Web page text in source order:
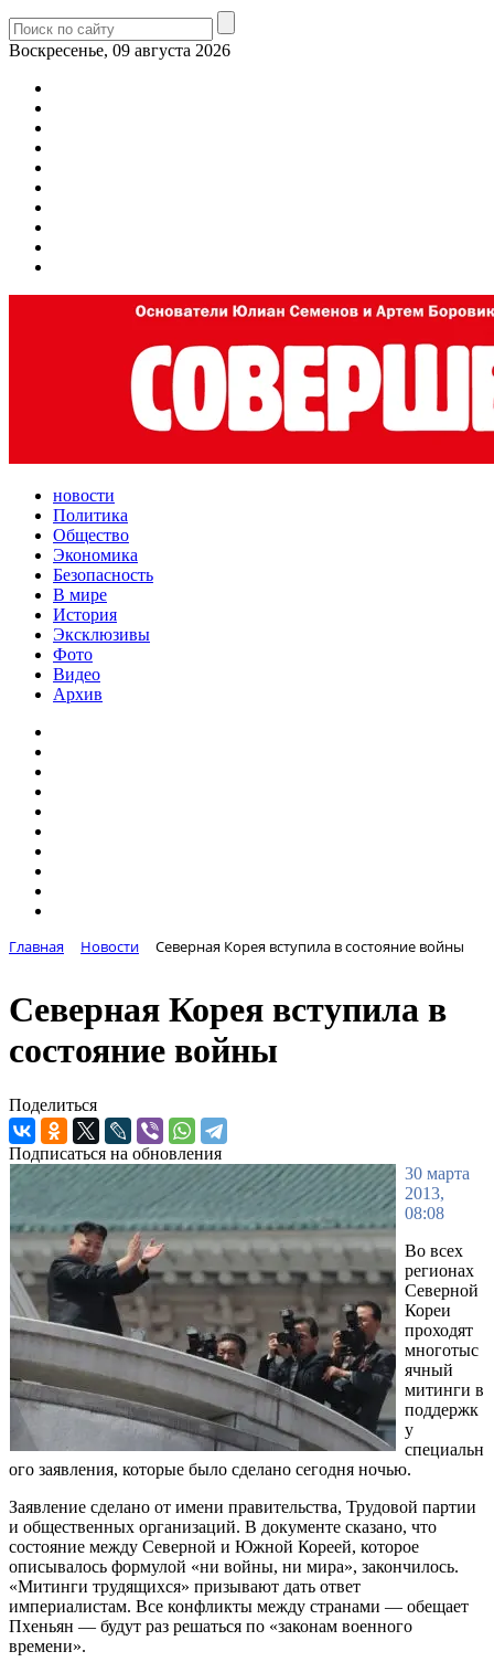
Воскресенье, 09 августа 2026
новости
Политика
Общество
Экономика
Безопасность
В мире
История
Эксклюзивы
Фото
Видео
Архив
Главная Новости Северная Корея вступила в состояние войны
Северная Корея вступила в
состояние войны
Поделиться
Подписаться на обновления
30 марта
2013,
08:08
Во всех
регионах
Северной
Кореи
проходят
многотыс
ячный
митинги в
поддержк
у
специальн
ого заявления, которые было сделано сегодня ночью.
Заявление сделано от имени правительства, Трудовой партии
и общественных организаций. В документе сказано, что
состояние между Северной и Южной Кореей, которое
описывалось формулой «ни войны, ни мира», закончилось.
«Митинги трудящихся» призывают дать ответ
империалистам. Все конфликты между странами — обещает
Пхеньян — будут раз решаться по «законам военного
времени».